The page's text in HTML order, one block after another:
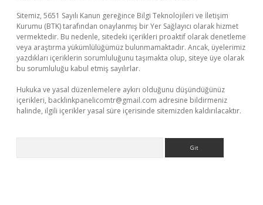
Sitemiz, 5651 Sayılı Kanun gereğince Bilgi Teknolojileri ve İletişim
Kurumu (BTK) tarafından onaylanmış bir Yer Sağlayıcı olarak hizmet
vermektedir. Bu nedenle, sitedeki içerikleri proaktif olarak denetleme
veya araştırma yükümlülüğümüz bulunmamaktadır. Ancak, üyelerimiz
yazdıkları içeriklerin sorumluluğunu taşımakta olup, siteye üye olarak
bu sorumluluğu kabul etmiş sayılırlar.
Hukuka ve yasal düzenlemelere aykırı olduğunu düşündüğünüz
içerikleri, backlinkpanelicomtr@gmail.com adresine bildirmeniz
halinde, ilgili içerikler yasal süre içerisinde sitemizden kaldırılacaktır.